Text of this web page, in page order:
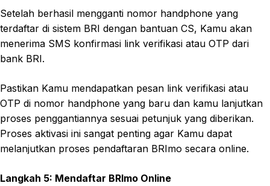
Setelah berhasil mengganti nomor handphone yang
terdaftar di sistem BRI dengan bantuan CS, Kamu akan
menerima SMS konfirmasi link verifikasi atau OTP dari
bank BRI.
Pastikan Kamu mendapatkan pesan link verifikasi atau
OTP di nomor handphone yang baru dan kamu lanjutkan
proses penggantiannya sesuai petunjuk yang diberikan.
Proses aktivasi ini sangat penting agar Kamu dapat
melanjutkan proses pendaftaran BRImo secara online.
Langkah 5: Mendaftar BRImo Online